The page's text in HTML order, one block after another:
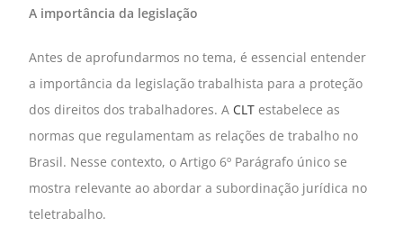
A importância da legislação
Antes de aprofundarmos no tema, é essencial entender
a importância da legislação trabalhista para a proteção
dos direitos dos trabalhadores. A CLT estabelece as
normas que regulamentam as relações de trabalho no
Brasil. Nesse contexto, o Artigo 6º Parágrafo único se
mostra relevante ao abordar a subordinação jurídica no
teletrabalho.